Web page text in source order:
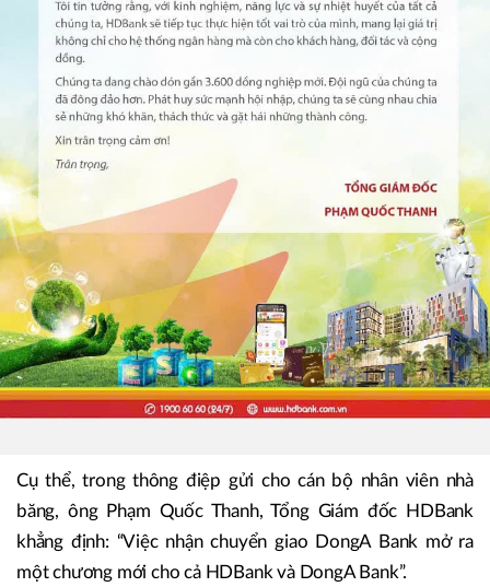
Cụ thể, trong thông điệp gửi cho cán bộ nhân viên nhà
băng, ông Phạm Quốc Thanh, Tổng Giám đốc HDBank
khẳng định: “Việc nhận chuyển giao DongA Bank mở ra
một chương mới cho cả HDBank và DongA Bank”.